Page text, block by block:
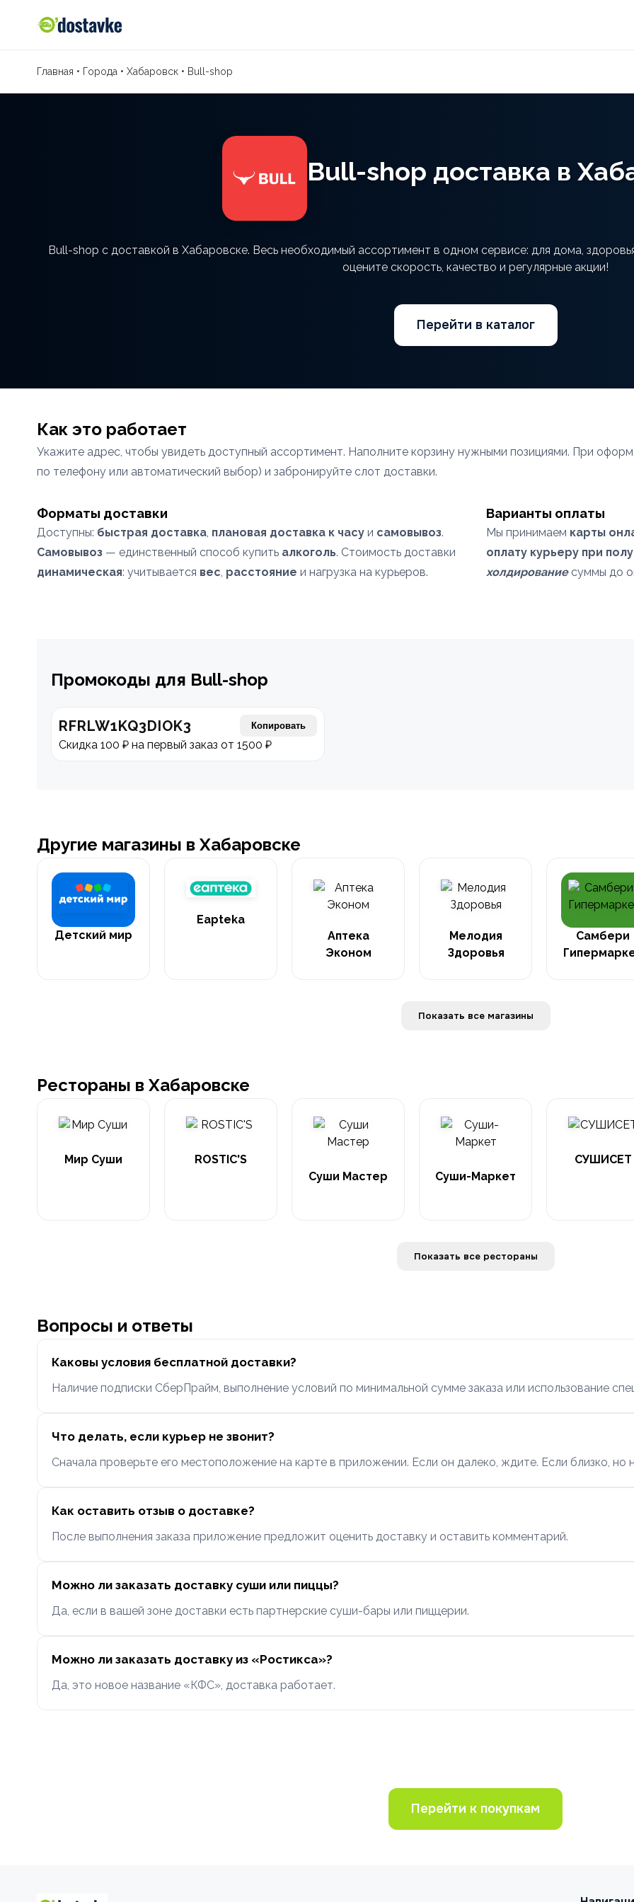
Главная • Города • Хабаровск • Bull-shop
Bull-shop доставка в
Bull-shop с доставкой в Хабаровске. Весь необходимый ассортимент в одном сервисе: для дома,
оцените скорость, качество и регулярные акции!
Перейти в каталог
Как это работает
Укажите адрес, чтобы увидеть доступный ассортимент. Наполните корзину нужными позициями. При
по телефону или автоматический выбор) и забронируйте слот доставки.
Форматы доставки
Доступны: быстрая доставка, плановая доставка к часу и самовывоз.
Самовывоз — единственный способ купить алкоголь. Стоимость доставки
динамическая: учитывается вес, расстояние и нагрузка на курьеров.
Варианты оплаты
Мы принимаем карты
оплату курьеру при
холдированиесуммы до
Промокоды для Bull-shop
RFRLW1KQ3DIOK3 Копировать
Скидка 100 ₽ на первый заказ от 1500 ₽
Другие магазины в Хабаровске
Детский мир
Eapteka
Аптека
Эконом
Мелодия
Здоровья
Самбери
Показать все магазины
Рестораны в Хабаровске
Мир Суши
ROSTIC'S
Суши Мастер
Суши-Маркет
СУШИСЕТ
Показать все рестораны
Вопросы и ответы
Каковы условия бесплатной доставки?
Наличие подписки СберПрайм, выполнение условий по минимальной сумме заказа или использование
Что делать, если курьер не звонит?
Сначала проверьте его местоположение на карте в приложении. Если он далеко, ждите. Если близко,
Как оставить отзыв о доставке?
После выполнения заказа приложение предложит оценить доставку и оставить комментарий.
Можно ли заказать доставку суши или пиццы?
Да, если в вашей зоне доставки есть партнерские суши-бары или пиццерии.
Можно ли заказать доставку из «Ростикса»?
Да, это новое название «КФС», доставка работает.
Перейти к покупкам